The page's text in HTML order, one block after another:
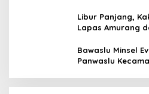
Libur Panjang,
Lapas Amurang
Bawaslu Minsel
Panwaslu